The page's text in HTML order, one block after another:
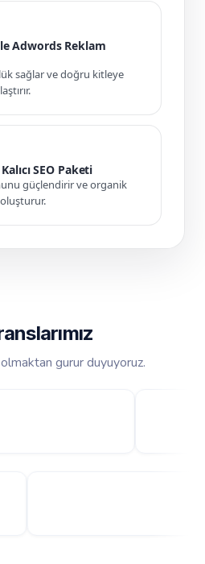
Adwords Reklam
sağlar ve doğru kitleye
SEO Paketi
güçlendirir ve organik
gurur duyuyoruz.